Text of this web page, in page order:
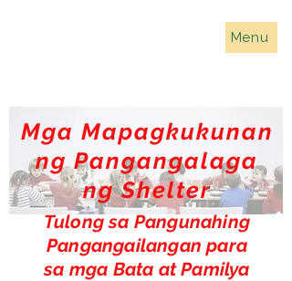
Mga Mapagkukunan
ng Pangangalaga
ng Shelter
Tulong sa Pangunahing
Pangangailangan para
sa mga Bata at Pamilya
Menu